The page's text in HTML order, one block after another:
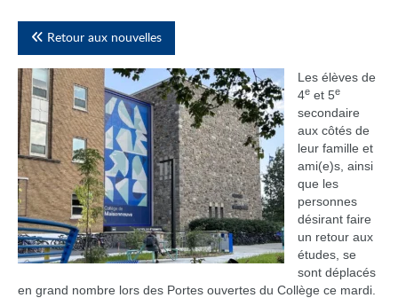
Retour aux nouvelles
Les élèves de
4e et 5e
secondaire
aux côtés de
leur famille et
ami(e)s, ainsi
que les
personnes
désirant faire
un retour aux
études, se
sont déplacés
en grand nombre lors des Portes ouvertes du Collège ce mardi.